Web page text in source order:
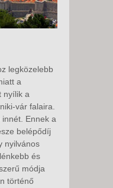
legközelebb
a
nyílik a
vár falaira.
Ennek a
belépődíj
nyilvános
és
módja
történő